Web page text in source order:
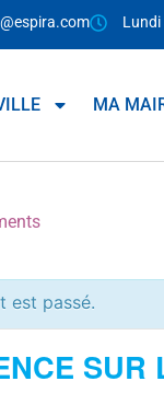
Lundi
MA
est passé.
SUR